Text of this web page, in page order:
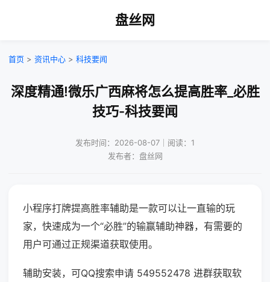
盘丝网
首页 > 资讯中心 > 科技要闻
深度精通!微乐广西麻将怎么提高胜率_必胜
技巧-科技要闻
发布时间：2026-08-07｜阅读：1
发布者：盘丝网
小程序打牌提高胜率辅助是一款可以让一直输的玩
家，快速成为一个“必胜”的输赢辅助神器，有需要的
用户可通过正规渠道获取使用。
辅助安装，可QQ搜索申请 549552478 进群获取软